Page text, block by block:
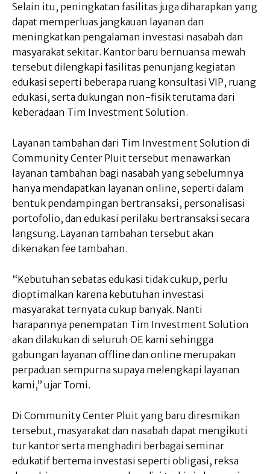
Selain itu, peningkatan fasilitas juga diharapkan yang
dapat memperluas jangkauan layanan dan
meningkatkan pengalaman investasi nasabah dan
masyarakat sekitar. Kantor baru bernuansa mewah
tersebut dilengkapi fasilitas penunjang kegiatan
edukasi seperti beberapa ruang konsultasi VIP, ruang
edukasi, serta dukungan non-fisik terutama dari
keberadaan Tim Investment Solution.
Layanan tambahan dari Tim Investment Solution di
Community Center Pluit tersebut menawarkan
layanan tambahan bagi nasabah yang sebelumnya
hanya mendapatkan layanan online, seperti dalam
bentuk pendampingan bertransaksi, personalisasi
portofolio, dan edukasi perilaku bertransaksi secara
langsung. Layanan tambahan tersebut akan
dikenakan fee tambahan.
“Kebutuhan sebatas edukasi tidak cukup, perlu
dioptimalkan karena kebutuhan investasi
masyarakat ternyata cukup banyak. Nanti
harapannya penempatan Tim Investment Solution
akan dilakukan di seluruh OE kami sehingga
gabungan layanan offline dan online merupakan
perpaduan sempurna supaya melengkapi layanan
kami,” ujar Tomi.
Di Community Center Pluit yang baru diresmikan
tersebut, masyarakat dan nasabah dapat mengikuti
tur kantor serta menghadiri berbagai seminar
edukatif bertema investasi seperti obligasi, reksa